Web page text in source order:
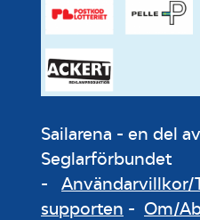
Sailarena - en del
Seglarförbundet
- Användarvillkor/
supporten - Om/